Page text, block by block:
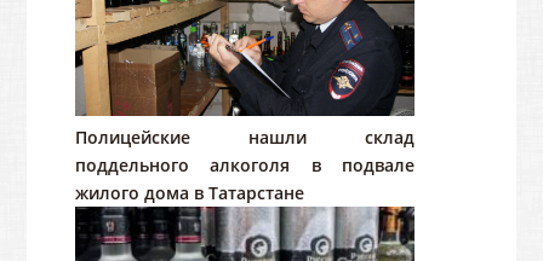
Полицейские нашли склад
поддельного алкоголя в подвале
жилого дома в Татарстане